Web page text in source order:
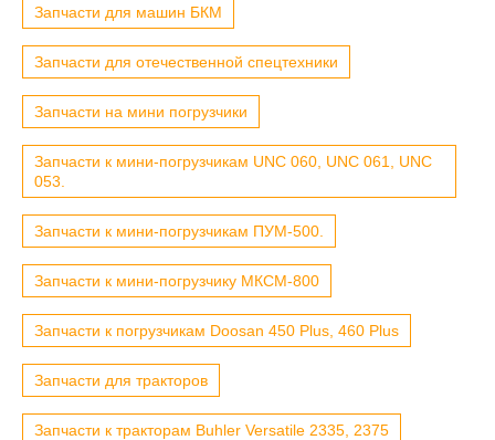
Запчасти для машин БКМ
Запчасти для отечественной спецтехники
Запчасти на мини погрузчики
Запчасти к мини-погрузчикам UNC 060, UNC 061, UNC
053.
Запчасти к мини-погрузчикам ПУМ-500.
Запчасти к мини-погрузчику МКСМ-800
Запчасти к погрузчикам Doosan 450 Plus, 460 Plus
Запчасти для тракторов
Запчасти к тракторам Buhler Versatile 2335, 2375